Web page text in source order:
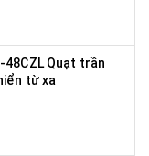
Quạt trần
từ xa